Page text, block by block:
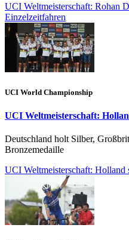
UCI Weltmeisterschaft: Rohan
Einzelzeitfahren
UCI World Championship
UCI Weltmeisterschaft:
Deutschland holt Silber,
Bronzemedaille
UCI Weltmeisterschaft: Holland